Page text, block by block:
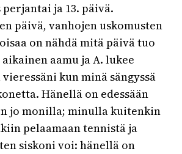
perjantai ja 13. päivä.
päivä, vanhojen uskomusten
on nähdä mitä päivä tuo
aamu ja A. lukee
kun minä sängyssä
Hänellä on edessään
jo monilla; minulla kuitenkin
pelaamaan tennistä ja
siskoni voi: hänellä on